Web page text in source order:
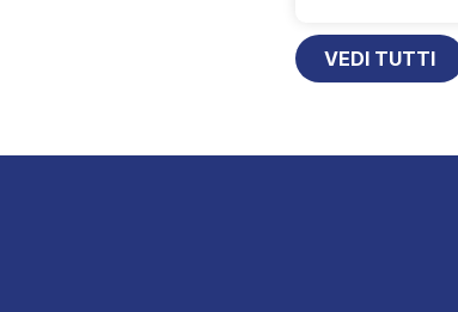
VEDI TUTTI